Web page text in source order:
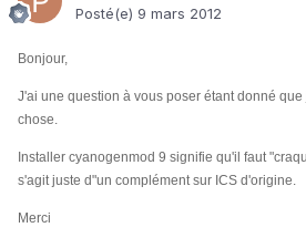
Posté(e) 9 mars 2012
Bonjour,
J'ai une question à vous poser étant donné
chose.
Installer cyanogenmod 9 signifie qu'il faut
s'agit juste d"un complément sur ICS d'origine.
Merci